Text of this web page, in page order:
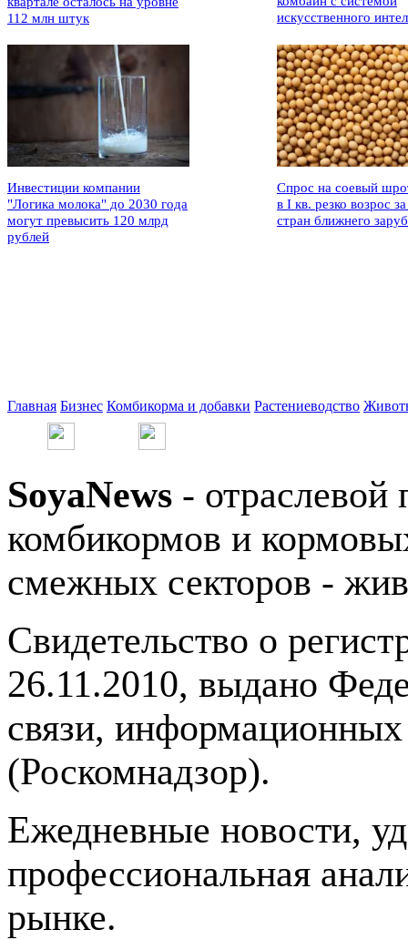
112 млн штук
искусственного
Инвестиции компании
"Логика молока" до 2030 года
могут превысить 120 млрд
рублей
Спрос на соевый
в I кв. резко возрос
стран ближнего
Главная Бизнес Комбикорма и добавки Растениеводство
SoyaNews - отраслевой
комбикормов и
смежных секторов -
Свидетельство о
26.11.2010, выдано
связи,
(Роскомнадзор).
Ежедневные новости,
профессиональная
рынке.